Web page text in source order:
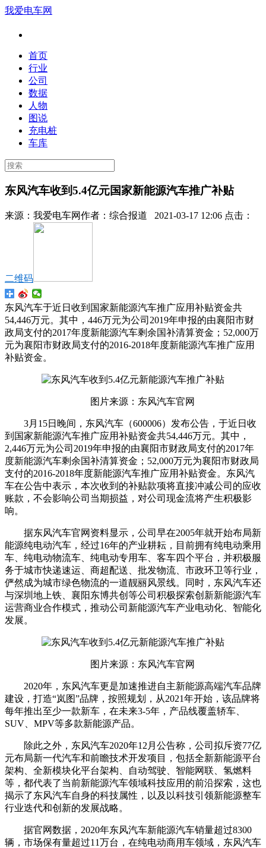
我爱电车网
首页
行业
公司
数据
人物
图说
充电桩
车库
东风汽车收到5.4亿元国家新能源汽车推广补贴
来源： 我爱电车网作者： 综合报道 2021-03-17 12:06 点击：
二维码
东风汽车于近日收到国家新能源汽车推广应用补贴资金共
54,446万元。其中，446万元为公司2019年申报的由襄阳市财
政局支付的2017年度新能源汽车剩余国补清算资金；52,000万
元为襄阳市财政局支付的2016-2018年度新能源汽车推广应用
补贴资金。
图片来源：东风汽车官网
3月15日晚间，东风汽车（600006）发布公告，于近日收
到国家新能源汽车推广应用补贴资金共54,446万元。 其中，
2,446万元为公司2019年申报的由襄阳市财政局支付的2017年
度新能源汽车剩余国补清算资金；52,000万元为襄阳市财政局
支付的2016-2018年度新能源汽车推广应用补贴资金。东风汽
车在公告中表示，本次收到的补贴款项将直接冲减公司的应收
账款，不会影响公司当期损益，对公司现金流将产生积极影
响。
据东风汽车官网资料显示，公司早在2005年就开始布局新
能源纯电动汽车，经过16年的产业耕耘，目前拥有纯电动乘用
车、纯电动物流车、纯电动专用车、客车四个平台，并积极服
务于城市快递速运、商超配送、批发物流、市政环卫等行业，
俨然成为城市绿色物流的一道靓丽风景线。同时，东风汽车还
与深圳地上铁、襄阳东博共创等公司积极探索创新新能源汽车
运营商业合作模式，推动公司新能源汽车产业电动化、智能化
发展。
图片来源：东风汽车官网
2020年，东风汽车更是加速推进自主新能源高端汽车品牌
建设，打造“岚图”品牌，按照规划，从2021年开始，该品牌将
每年推出至少一款新车，在未来3-5年，产品线覆盖轿车、
SUV、MPV等多款新能源产品。
除此之外，东风汽车2020年12月公告称，公司拟斥资77亿
元布局新一代汽车和前瞻技术开发项目，包括全新新能源平台
架构、全新模块化平台架构、自动驾驶、智能网联、氢燃料
等，都代表了当前新能源汽车领域科技应用的前沿探索，这也
揭示了东风汽车自身的科技属性，以及以科技引领新能源整车
行业迭代和创新的发展战略。
据官网数据，2020年东风汽车新能源汽车销量超过8300
辆，市场保有量超过11万台，在纯电动商用车领域，东风汽车